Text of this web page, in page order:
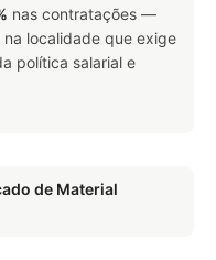
nas contratações —
localidade que exige
política salarial e
de Material